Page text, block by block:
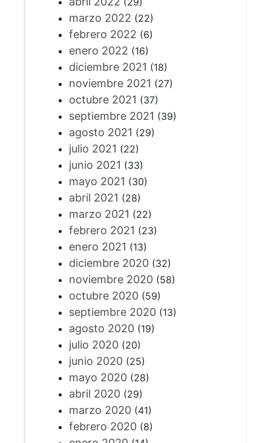
marzo 2022 (22)
febrero 2022 (6)
enero 2022 (16)
diciembre 2021 (18)
noviembre 2021 (27)
octubre 2021 (37)
septiembre 2021 (39)
agosto 2021 (29)
julio 2021 (22)
junio 2021 (33)
mayo 2021 (30)
abril 2021 (28)
marzo 2021 (22)
febrero 2021 (23)
enero 2021 (13)
diciembre 2020(32)
noviembre 2020(58)
octubre 2020(59)
septiembre 2020(13)
agosto 2020(19)
julio 2020(20)
junio 2020(25)
mayo 2020(28)
abril 2020(29)
marzo 2020(41)
febrero 2020(8)